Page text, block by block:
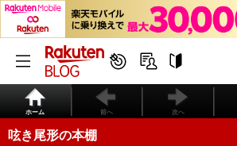
ホーム 前へ 次へ
呟き尾形の本棚